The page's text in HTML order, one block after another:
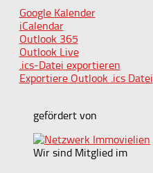
Google Kalender
iCalendar
Outlook 365
Outlook Live
.ics-Datei exportieren
Exportiere Outlook .ics Datei
gefördert von
Wir sind Mitglied im